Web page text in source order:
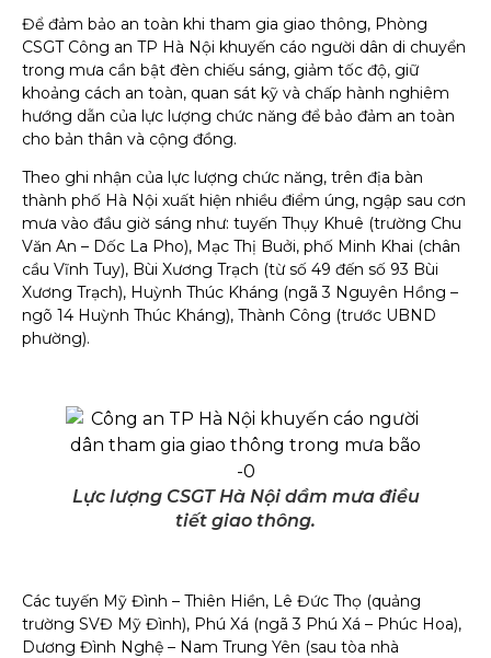
Để đảm bảo an toàn khi tham gia giao thông, Phòng
CSGT Công an TP Hà Nội khuyến cáo người dân di chuyển
trong mưa cần bật đèn chiếu sáng, giảm tốc độ, giữ
khoảng cách an toàn, quan sát kỹ và chấp hành nghiêm
hướng dẫn của lực lượng chức năng để bảo đảm an toàn
cho bản thân và cộng đồng.
Theo ghi nhận của lực lượng chức năng, trên địa bàn
thành phố Hà Nội xuất hiện nhiều điểm úng, ngập sau cơn
mưa vào đầu giờ sáng như: tuyến Thụy Khuê (trường Chu
Văn An – Dốc La Pho), Mạc Thị Buởi, phố Minh Khai (chân
cầu Vĩnh Tuy), Bùi Xương Trạch (từ số 49 đến số 93 Bùi
Xương Trạch), Huỳnh Thúc Kháng (ngã 3 Nguyên Hồng –
ngõ 14 Huỳnh Thúc Kháng), Thành Công (trước UBND
phường).
Lực lượng CSGT Hà Nội dầm mưa điều
tiết giao thông.
Các tuyến Mỹ Đình – Thiên Hiền, Lê Đức Thọ (quảng
trường SVĐ Mỹ Đình), Phú Xá (ngã 3 Phú Xá – Phúc Hoa),
Dương Đình Nghệ – Nam Trung Yên (sau tòa nhà